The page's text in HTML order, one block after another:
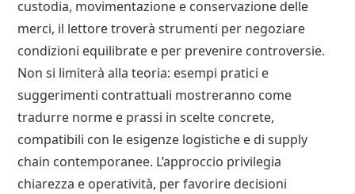
custodia, movimentazione e conservazione delle
merci, il lettore troverà strumenti per negoziare
condizioni equilibrate e per prevenire controversie.
Non si limiterà alla teoria: esempi pratici e
suggerimenti contrattuali mostreranno come
tradurre norme e prassi in scelte concrete,
compatibili con le esigenze logistiche e di supply
chain contemporanee. L’approccio privilegia
chiarezza e operatività, per favorire decisioni